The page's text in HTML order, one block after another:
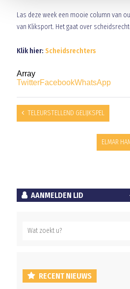
Las deze week een mooie column van
van Kliksport. Het gaat over
Klik hier: Scheidsrechters
Array
TwitterFacebookWhatsApp
TELEURSTELLEND GELIJKSPEL
ELMAR
AANMELDEN LID
RECENT NIEUWS